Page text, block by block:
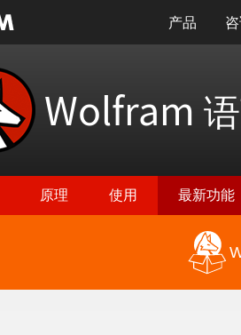
产品
Wolfram
原理 使用 最新功能